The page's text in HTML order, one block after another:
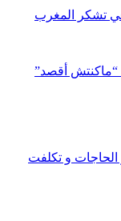
تشكر المغرب
“ماكنتش أقصد”
الحاجات و تكلفت